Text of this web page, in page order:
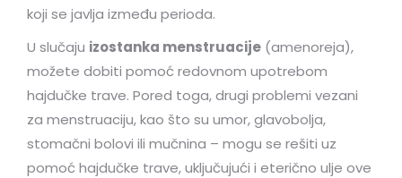
koji se javlja između perioda.
U slučaju izostanka menstruacije (amenoreja),
možete dobiti pomoć redovnom upotrebom
hajdučke trave. Pored toga, drugi problemi vezani
za menstruaciju, kao što su umor, glavobolja,
stomačni bolovi ili mučnina – mogu se rešiti uz
pomoć hajdučke trave, uključujući i eterično ulje ove